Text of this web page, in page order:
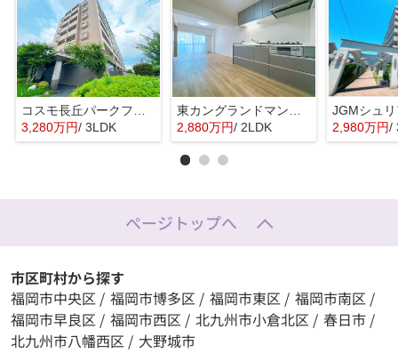
コスモ長丘パークフォルム☆仲介手数料無料☆
3,280万円/ 3LDK
東カングランドマンション大濠パークサイド☆仲介手数料無料☆
2,880万円/ 2LDK 2,980万円/
ページトップへ
市区町村から探す
福岡市中央区 / 福岡市博多区 / 福岡市東区 / 福岡市南区 /
福岡市早良区 / 福岡市西区 / 北九州市小倉北区 / 春日市 /
北九州市八幡西区 / 大野城市